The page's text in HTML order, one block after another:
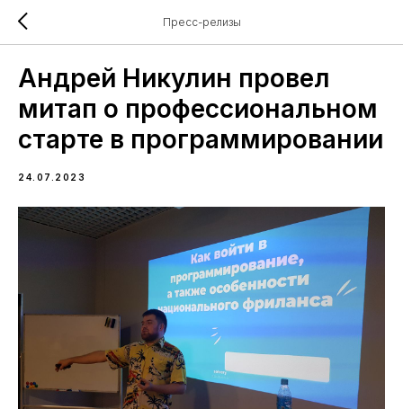
Пресс-релизы
Андрей Никулин провел
митап о профессиональном
старте в программировании
24.07.2023